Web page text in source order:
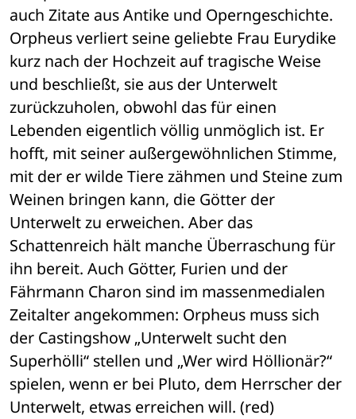
auch Zitate aus Antike und Operngeschichte.
Orpheus verliert seine geliebte Frau Eurydike
kurz nach der Hochzeit auf tragische Weise
und beschließt, sie aus der Unterwelt
zurückzuholen, obwohl das für einen
Lebenden eigentlich völlig unmöglich ist. Er
hofft, mit seiner außergewöhnlichen Stimme,
mit der er wilde Tiere zähmen und Steine zum
Weinen bringen kann, die Götter der
Unterwelt zu erweichen. Aber das
Schattenreich hält manche Überraschung für
ihn bereit. Auch Götter, Furien und der
Fährmann Charon sind im massenmedialen
Zeitalter angekommen: Orpheus muss sich
der Castingshow „Unterwelt sucht den
Superhölli“ stellen und „Wer wird Höllionär?“
spielen, wenn er bei Pluto, dem Herrscher der
Unterwelt, etwas erreichen will. (red)